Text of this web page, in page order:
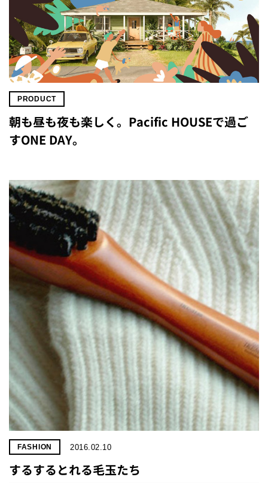
PRODUCT
朝も昼も夜も楽しく。Pacific HOUSEで過ご
すONE DAY。
FASHION 2016.02.10
するするとれる毛玉たち